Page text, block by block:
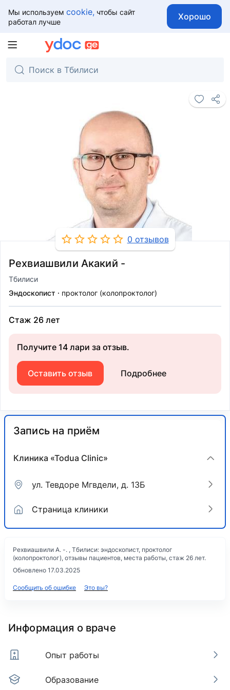
Мы используем cookie, чтобы сайт
работал лучше
Хорошо
0 отзывов
Рехвиашвили Акакий -
Тбилиси
Эндоскопист
проктолог (колопроктолог)
Стаж 26 лет
Получите 14 лари за отзыв.
Оставить отзыв Подробнее
Запись на приём
Клиника «Todua Clinic»
ул. Тевдоре Мгвдели, д. 13Б
Страница клиники
Рехвиашвили А. -. , Тбилиси: эндоскопист, проктолог
(колопроктолог), отзывы пациентов, места работы, стаж 26 лет.
Обновлено 17.03.2025
Сообщить об ошибке Это вы?
Информация о враче
Опыт работы
Образование